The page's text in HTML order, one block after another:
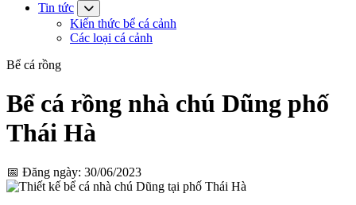
Tin tức
Kiến thức bể cá cảnh
Các loại cá cảnh
Bể cá rồng
Bể cá rồng nhà chú Dũng phố
Thái Hà
📅 Đăng ngày: 30/06/2023